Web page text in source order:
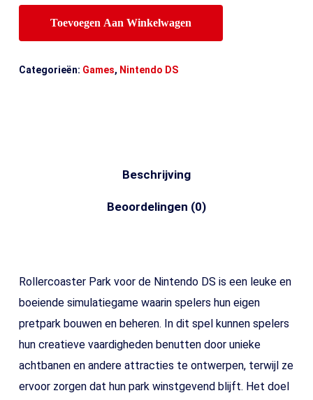
Toevoegen Aan Winkelwagen
Categorieën: Games, Nintendo DS
Beschrijving
Beoordelingen (0)
Rollercoaster Park voor de Nintendo DS is een leuke en
boeiende simulatiegame waarin spelers hun eigen
pretpark bouwen en beheren. In dit spel kunnen spelers
hun creatieve vaardigheden benutten door unieke
achtbanen en andere attracties te ontwerpen, terwijl ze
ervoor zorgen dat hun park winstgevend blijft. Het doel